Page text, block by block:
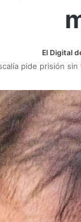
El Digital
pide prisión